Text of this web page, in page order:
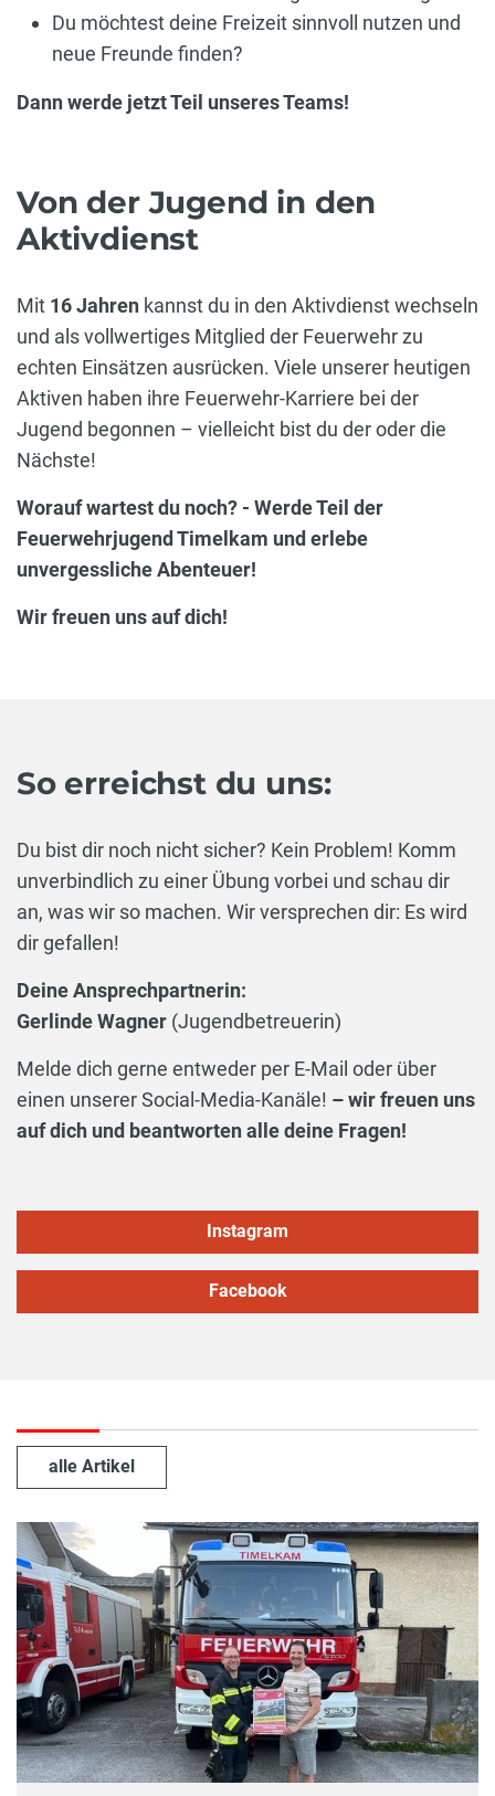
Du möchtest deine Freizeit sinnvoll nutzen und
neue Freunde finden?
Dann werde jetzt Teil unseres Teams!
Von der Jugend in den
Aktivdienst
Mit 16 Jahren kannst du in den Aktivdienst wechseln
und als vollwertiges Mitglied der Feuerwehr zu
echten Einsätzen ausrücken. Viele unserer heutigen
Aktiven haben ihre Feuerwehr-Karriere bei der
Jugend begonnen – vielleicht bist du der oder die
Nächste!
Worauf wartest du noch? - Werde Teil der
Feuerwehrjugend Timelkam und erlebe
unvergessliche Abenteuer!
Wir freuen uns auf dich!
So erreichst du uns:
Du bist dir noch nicht sicher? Kein Problem! Komm
unverbindlich zu einer Übung vorbei und schau dir
an, was wir so machen. Wir versprechen dir: Es wird
dir gefallen!
Deine Ansprechpartnerin:
Gerlinde Wagner (Jugendbetreuerin)
Melde dich gerne entweder per E-Mail oder über
einen unserer Social-Media-Kanäle! – wir freuen uns
auf dich und beantworten alle deine Fragen!
Instagram
Facebook
alle Artikel